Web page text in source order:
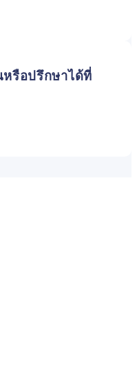
รือปรึกษาได้ที่